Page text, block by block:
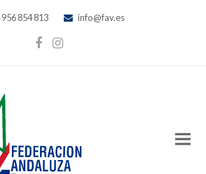
854 813 info@fav.es
Facebook
Instagram